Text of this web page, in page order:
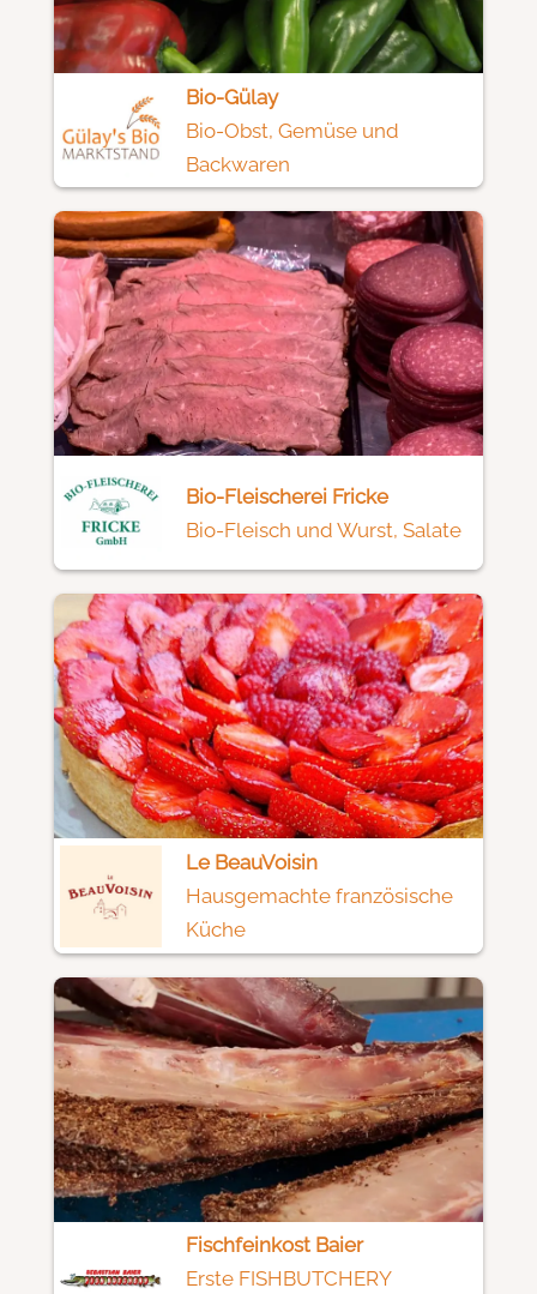
Bio-Gülay
Bio-Obst, Gemüse und
Backwaren
Bio-Fleischerei Fricke
Bio-Fleisch und Wurst, Salate
Le BeauVoisin
Hausgemachte französische
Küche
Fischfeinkost Baier
Erste FISHBUTCHERY